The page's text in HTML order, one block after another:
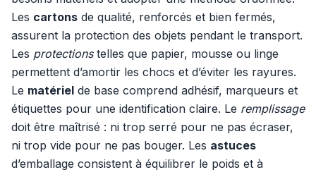
Les cartons de qualité, renforcés et bien fermés,
assurent la protection des objets pendant le transport.
Les protectionstelles que papier, mousse ou linge
permettent d’amortir les chocs et d’éviter les rayures.
Le matériel de base comprend adhésif, marqueurs et
étiquettes pour une identification claire. Le remplissage
doit être maîtrisé : ni trop serré pour ne pas écraser,
ni trop vide pour ne pas bouger. Les astuces
d’emballage consistent à équilibrer le poids et à